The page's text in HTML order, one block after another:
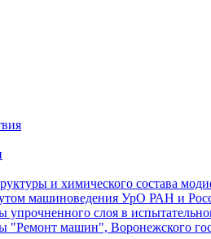
и химического состава
машиноведения УрО РАН и
упрочненного слоя в
"Ремонт машин", Воронежского